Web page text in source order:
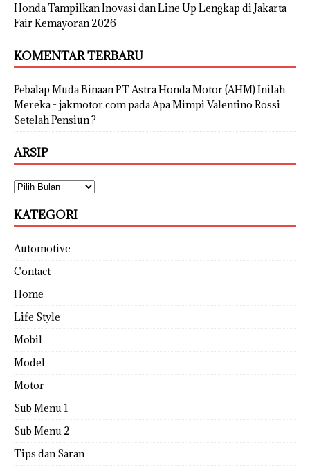
Honda Tampilkan Inovasi dan Line Up Lengkap di Jakarta
Fair Kemayoran 2026
KOMENTAR TERBARU
Pebalap Muda Binaan PT Astra Honda Motor (AHM) Inilah
Mereka - jakmotor.compada Apa Mimpi Valentino Rossi
Setelah Pensiun ?
ARSIP
KATEGORI
Automotive
Contact
Home
Life Style
Mobil
Model
Motor
Sub Menu 1
Sub Menu 2
Tips dan Saran